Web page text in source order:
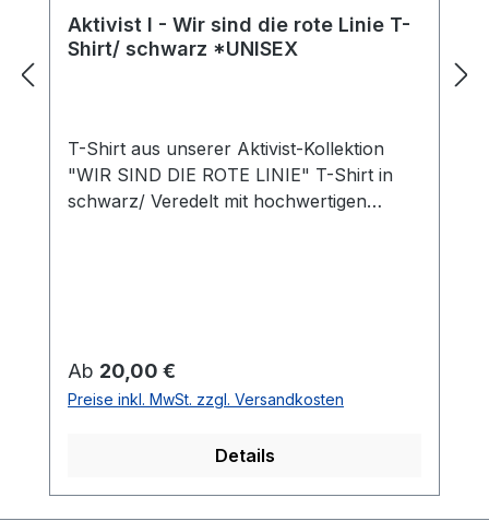
Aktivist I - Wir sind die rote Linie T-
Shirt/ schwarz *UNISEX
T-Shirt aus unserer Aktivist-Kollektion
"WIR SIND DIE ROTE LINIE" T-Shirt in
schwarz/ Veredelt mit hochwertigen
Look #uptodate UNISEX #Qualität
/Griffigkeit Gefertigt aus 100 % Baumwolle
#angenehmestragegefühl #Oeko-Tex100
#RINGGESPONNEN Schwerer Stoff 190
g/m²
Regulärer Preis:
Ab 20,00 €
Preise inkl. MwSt. zzgl. Versandkosten
Details